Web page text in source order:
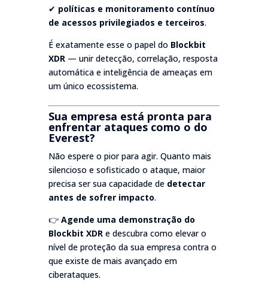
✔ políticas e monitoramento contínuo
de acessos privilegiados e terceiros.
É exatamente esse o papel do Blockbit
XDR— unir detecção, correlação, resposta
automática e inteligência de ameaças em
um único ecossistema.
Sua empresa está pronta para
enfrentar ataques como o do
Everest?
Não espere o pior para agir. Quanto mais
silencioso e sofisticado o ataque, maior
precisa ser sua capacidade de detectar
antes de sofrer impacto.
👉 Agende uma demonstração do
Blockbit XDR e descubra como elevar o
nível de proteção da sua empresa contra o
que existe de mais avançado em
ciberataques.